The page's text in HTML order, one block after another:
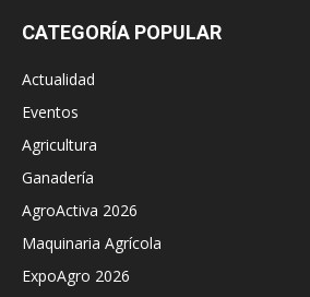
CATEGORÍA POPULAR
Actualidad
Eventos
Agricultura
Ganadería
AgroActiva 2026
Maquinaria Agrícola
ExpoAgro 2026